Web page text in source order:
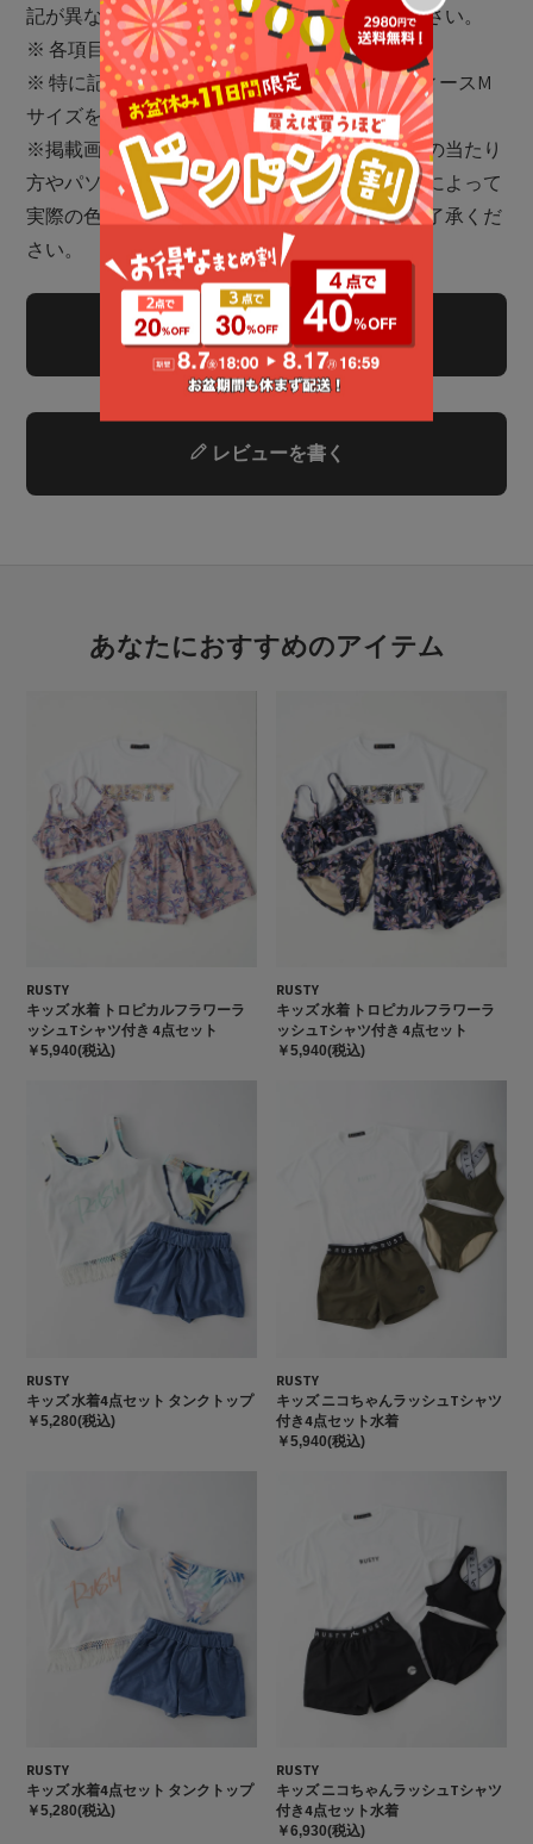
記が異なる場合がございますので予めご了承下さい。
※ 各項目の測り方は こちら
をご確認ください
※ 特に記載がない場合、メンズLサイズ・レディースM
サイズを着用
※掲載画像に関しましては、屋外や屋内での光の当たり
方やパソコンやスマートフォンなどの閲覧環境によって
実際の色味と異なる場合がございます。予めご了承くだ
さい。
商品についてのお問い合わせ
レビューを書く
あなたにおすすめのアイテム
RUSTY
キッズ 水着 トロピカルフラワーラ
ッシュTシャツ付き 4点セット
￥5,940(税込)
RUSTY
キッズ 水着 トロピカルフラワーラ
ッシュTシャツ付き 4点セット
￥5,940(税込)
RUSTY
キッズ 水着4点セット タンクトップ
￥5,280(税込)
RUSTY
キッズ ニコちゃんラッシュTシャツ
付き4点セット水着
￥5,940(税込)
RUSTY
キッズ 水着4点セット タンクトップ
￥5,280(税込)
RUSTY
キッズ ニコちゃんラッシュTシャツ
付き4点セット水着
￥6,930(税込)